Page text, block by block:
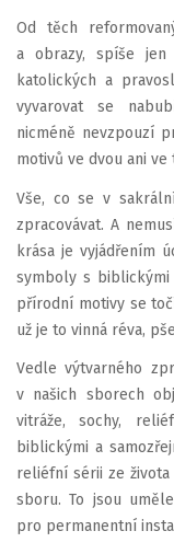
Od těch
a obrazy, spíše
katolických a
vyvarovat se
nicméně nevzpouzí
motivů ve dvou ani ve
Vše, co se v
zpracovávat. A
krása je vyjádřením
symboly s
přírodní motivy se
už je to vinná réva,
Vedle výtvarného
v našich sborech
vitráže, sochy,
biblickými a
reliéfní sérii ze života
sboru. To jsou
pro permanentní